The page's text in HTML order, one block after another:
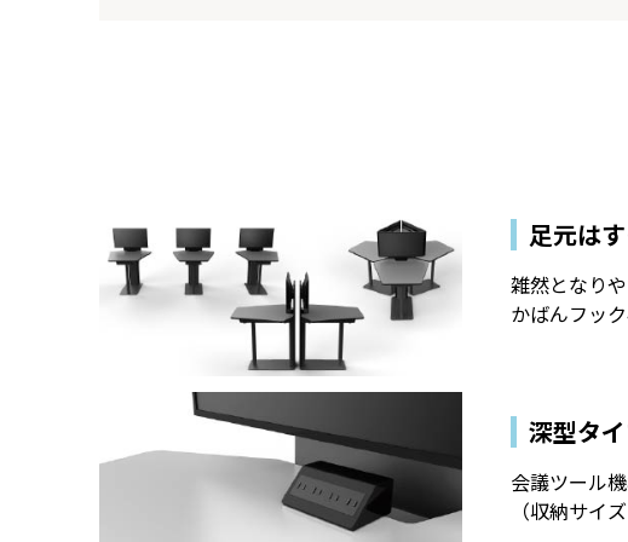
足元は
雑然となり
かばんフッ
深型タ
会議ツール
（収納サ